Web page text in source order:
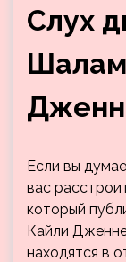
Слух
Если вы
вас
который
Кайли
находятся в